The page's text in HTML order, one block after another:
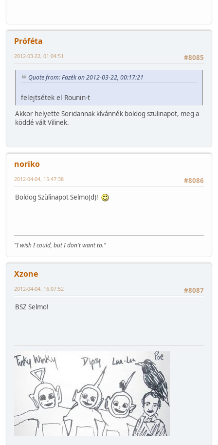
Próféta
#8085
2012-03-22, 01:04:51
Quote from: Fazék on 2012-03-22, 00:17:21
felejtsétek el Rounin-t
Akkor helyette Soridannak kívánnék boldog szülinapot, meg a
köddé vált Vilinek.
noriko
#8086
2012-04-04, 15:47:38
Boldog Szülinapot Selmo(d)!
"I wish I could, but I don't want to."
Xzone
#8087
2012-04-04, 16:07:52
BSZ Selmo!